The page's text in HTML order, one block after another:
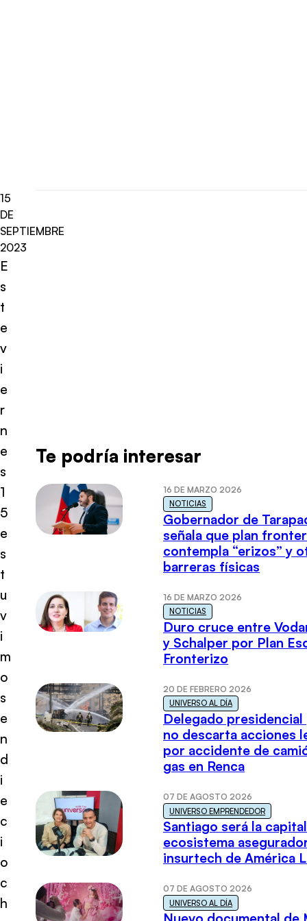
15
DE
SEPTIEMBRE
2023
E
s
t
e
v
i
e
r
n
e
s
1
5
e
s
t
u
v
i
m
o
s
e
n
d
i
e
c
i
o
c
h
Te podría interesar
16 DE MARZO 2026
NOTICIAS
Gobernador de
señala que plan
contempla “erizos” y
barreras físicas
16 DE MARZO 2026
NOTICIAS
Duro cruce entre
y Schalper por Plan
Fronterizo
20 DE FEBRERO 2026
UNIVERSO AL DÍA
Delegado presidencial
no descarta acciones
por accidente de
gas en Renca
07 DE AGOSTO 2026
UNIVERSO EMPRENDEDOR
Santiago será la
ecosistema
insurtech de América
07 DE AGOSTO 2026
UNIVERSO AL DÍA